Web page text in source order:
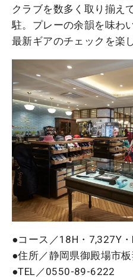
クラブを数多く取り揃え
駐。プレーの余韻を味わ
最新ギアのチェックを楽
●コース／18H・7,327Y・
●住所／静岡県御殿場市
●TEL／0550-89-6222